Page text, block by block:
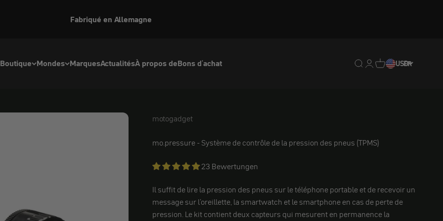
Fabriqué en Allemagne
Boutique Mondes MarquesActualitésÀ propos deBons d'achat Translation missing :
Translation missing :
Traduction
USDFR
motogadget
motogadget
mo.pressure - Système de contrôle de la pression des pneus (TPMS)
23 Bewertungen
Il suffit de lire la pression des pneus sur le téléphone portable et de recevoir un
message sur l'oreillette, la smartwatch et le smartphone en cas de perte de
pression. Le kit contient deux capteurs qui mesurent en permanence la